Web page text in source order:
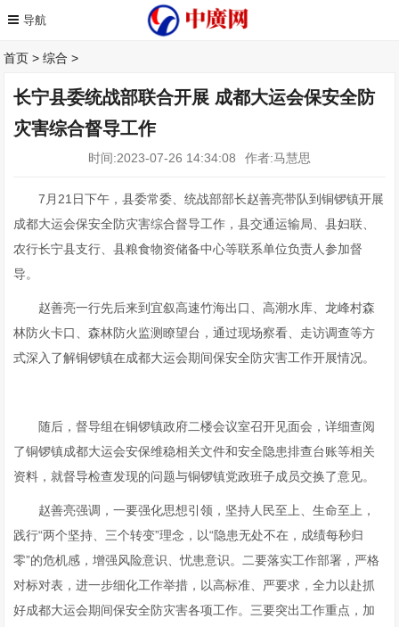
首页 >综合 >
长宁县委统战部联合开展 成都大运会保安全防
灾害综合督导工作
时间:2023-07-26 14:34:08 作者:马慧思
7月21日下午，县委常委、统战部部长赵善亮带队到铜锣镇开展
成都大运会保安全防灾害综合督导工作，县交通运输局、县妇联、
农行长宁县支行、县粮食物资储备中心等联系单位负责人参加督
导。
赵善亮一行先后来到宜叙高速竹海出口、高潮水库、龙峰村森
林防火卡口、森林防火监测瞭望台，通过现场察看、走访调查等方
式深入了解铜锣镇在成都大运会期间保安全防灾害工作开展情况。
随后，督导组在铜锣镇政府二楼会议室召开见面会，详细查阅
了铜锣镇成都大运会安保维稳相关文件和安全隐患排查台账等相关
资料，就督导检查发现的问题与铜锣镇党政班子成员交换了意见。
赵善亮强调，一要强化思想引领，坚持人民至上、生命至上，
践行“两个坚持、三个转变”理念，以“隐患无处不在，成绩每秒归
零”的危机感，增强风险意识、忧患意识。二要落实工作部署，严格
对标对表，进一步细化工作举措，以高标准、严要求，全力以赴抓
好成都大运会期间保安全防灾害各项工作。三要突出工作重点，加